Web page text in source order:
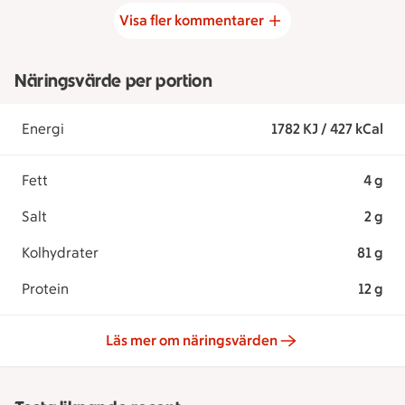
Visa fler kommentarer
Näringsvärde per portion
Energi 1782 KJ / 427 kCal
Fett 4 g
Salt 2 g
Kolhydrater 81 g
Protein 12 g
Läs mer om näringsvärden